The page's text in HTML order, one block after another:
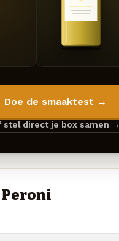
Doe de smaaktest →
stel direct je box samen →